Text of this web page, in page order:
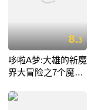
8.3
哆啦A梦:大雄的新魔
界大冒险之7个魔法